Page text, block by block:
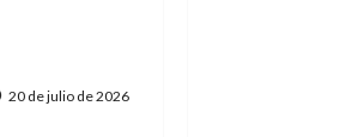
20 de julio de 2026